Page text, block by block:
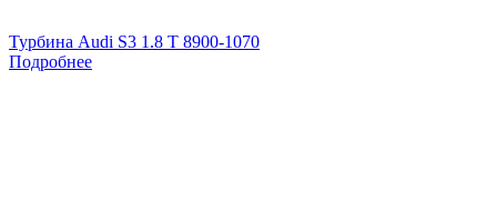
Турбина Audi S3 1.8 T 8900-1070
Подробнее